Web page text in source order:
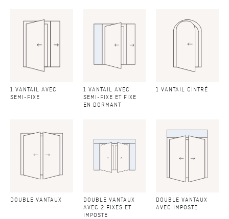
1 VANTAIL AVEC
SEMI-FIXE
1 VANTAIL AVEC
SEMI-FIXE ET FIXE
EN DORMANT
1 VANTAIL CINTRÉ
DOUBLE VANTAUX
DOUBLE VANTAUX
AVEC 2 FIXES ET
IMPOSTE
DOUBLE VANTAUX
AVEC IMPOSTE